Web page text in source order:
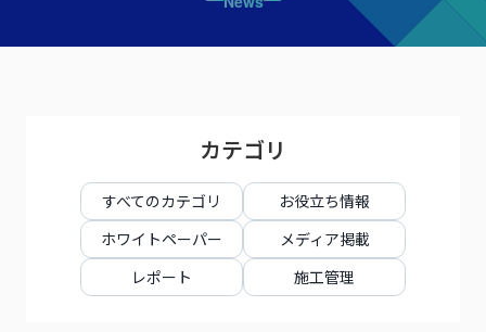
カテゴリ
すべてのカテゴリ
お役立ち情報
ホワイトペーパー
メディア掲載
レポート
施工管理